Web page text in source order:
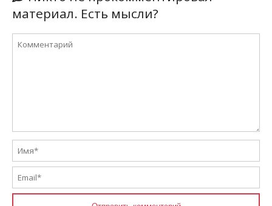
материал. Есть мысли?